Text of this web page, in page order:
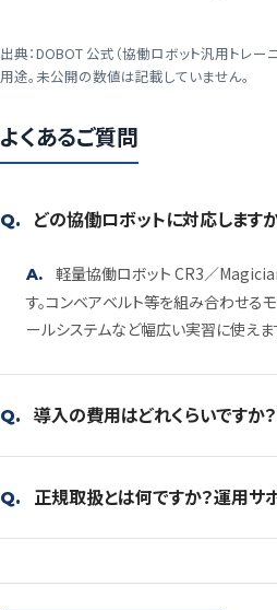
出典：DOBOT 公式（協働ロボット汎用トレー
用途。未公開の数値は記載していません。
よくあるご質問
Q. どの協働ロボットに対応します
A.
軽量協働ロボット CR3／
す。コンベアベルト等を組み合わせる
ールシステムなど幅広い実習に使えま
Q. 導入の費用はどれくらいですか？
Q. 正規取扱とは何ですか？運用サ